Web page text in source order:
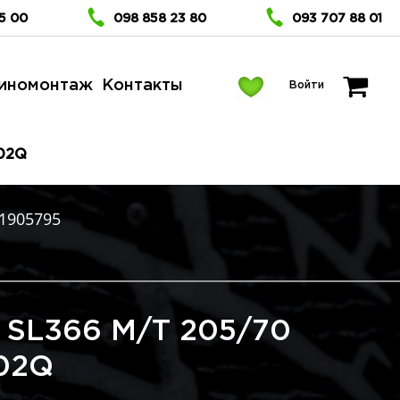
00 098 858 23 80 093 707 88 01
Контакты Войти
SL366 М/Т 205/70